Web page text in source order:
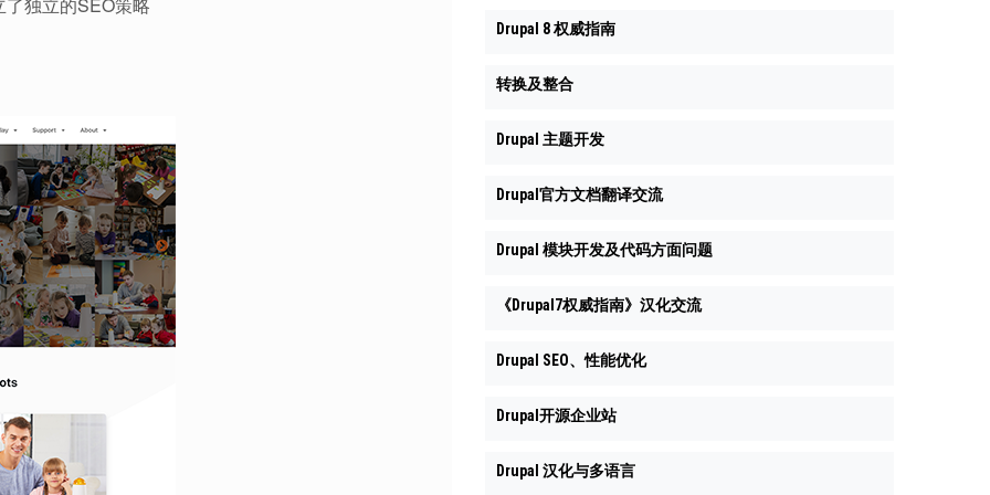
Drupal 8 权威指南
转换及整合
Drupal 主题开发
Drupal官方文档翻译交流
Drupal 模块开发及代码方面问题
《Drupal7权威指南》汉化交流
Drupal SEO、性能优化
Drupal开源企业站
Drupal 汉化与多语言